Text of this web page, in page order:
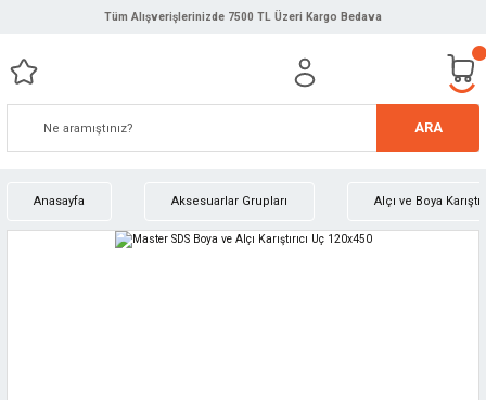
Tüm Alışverişlerinizde 7500 TL Üzeri Kargo Bedava
ARA
Anasayfa Aksesuarlar Grupları Alçı ve Boya